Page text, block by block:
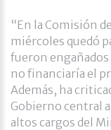
“En la Comisión
miércoles quedó
fueron engañados
no financiaría el
Además, ha
Gobierno central
altos cargos del